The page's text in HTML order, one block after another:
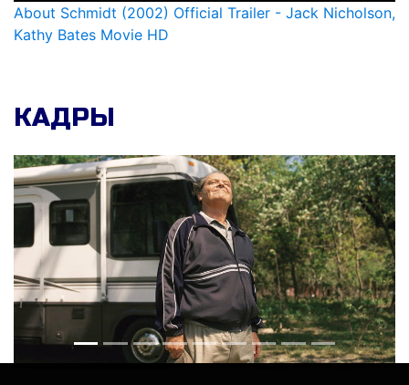
About Schmidt (2002) Official Trailer - Jack Nicholson,
Kathy Bates Movie HD
КАДРЫ